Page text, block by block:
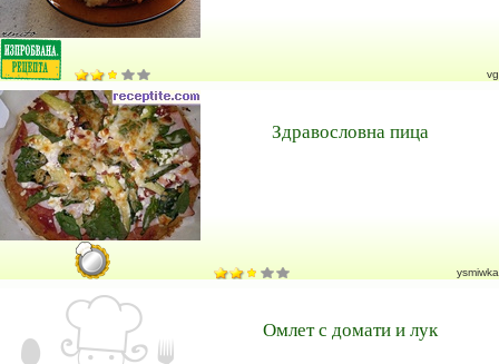
vg
Здравословна пица
ysmiwka
Омлет с домати и лук